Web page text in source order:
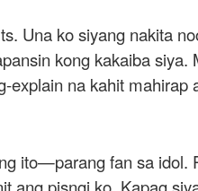
Una ko siyang nakita
kong kakaiba
na kahit
ito—parang fan sa
ang pisngi ko. Kapag